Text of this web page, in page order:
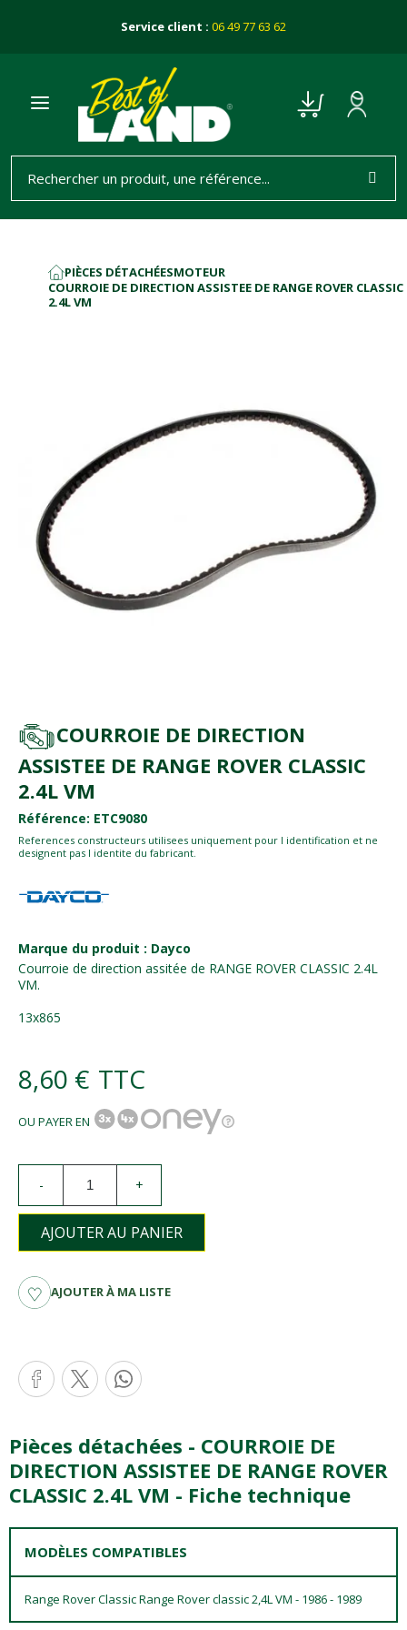
Service client : 06 49 77 63 62
ACCUEIL
PIÈCES DÉTACHÉESMOTEUR
COURROIE DE DIRECTION ASSISTEE DE RANGE ROVER CLASSIC
2.4L VM
COURROIE DE DIRECTION
ASSISTEE DE RANGE ROVER CLASSIC
2.4L VM
Référence: ETC9080
References constructeurs utilisees uniquement pour l identification et ne
designent pas l identite du fabricant.
Marque du produit : Dayco
Courroie de direction assitée de RANGE ROVER CLASSIC 2.4L
VM.
13x865
8,60 € TTC
OU PAYER EN
- +
AJOUTER AU PANIER
AJOUTER À MA LISTE
Pièces détachées - COURROIE DE
DIRECTION ASSISTEE DE RANGE ROVER
CLASSIC 2.4L VM - Fiche technique
MODÈLES COMPATIBLES
Range Rover Classic Range Rover classic 2,4L VM - 1986 - 1989